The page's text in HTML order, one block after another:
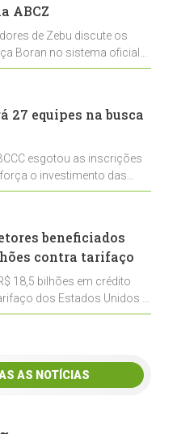
ABCZ
de Zebu discute os
Boran no sistema oficial
sua expansão na
27 equipes na busca
esgotou as inscrições
o investimento das
Cavalos Crioulos voltados
beneficiados
contra tarifaço
18,5 bilhões em crédito
dos Estados Unidos e
estratégicos
AS NOTÍCIAS